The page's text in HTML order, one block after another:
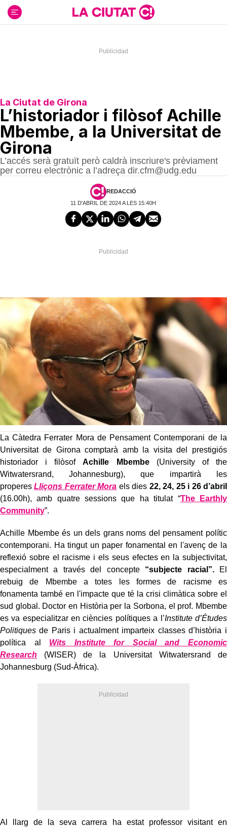
contenido
La Ciutat de Girona
L’historiador i filòsof Achille
Mbembe, a la Universitat de
Girona
L’accés serà gratuït però caldrà inscriure's prèviament
per correu electrònic a l’adreça dir.cfm@udg.edu
REDACCIÓ
11 D'ABRIL DE 2024 A LES 15:40H
La Càtedra Ferrater Mora de Pensament Contemporani de la
Universitat de Girona comptarà amb la visita del prestigiós
historiador i filòsof
Achille Mbembe
(University of the
Witwatersrand, Johannesburg), que impartirà les
properesLliçons Ferrater Mora els dies 22, 24, 25 i 26 d’abril
(16.00h), amb quatre sessions que ha titulat “The Earthly
Community”.
Achille Mbembe és un dels grans noms del pensament polític
contemporani. Ha tingut un paper fonamental en l'avenç de la
reflexió sobre el racisme i els seus efectes en la subjectivitat,
especialment a través del concepte “subjecte racial”.El
rebuig de Mbembe a totes les formes de racisme es
fonamenta també en l'impacte que té la crisi climàtica sobre el
sud global. Doctor en Història per la Sorbona, el prof. Mbembe
es va especialitzar en ciències polítiques a l’Institute d’Études
Politiques de Paris i actualment imparteix classes d’història i
política al Wits Institute for Social and Economic
Research (WISER) de la Universitat Witwatersrand de
Johannesburg (Sud-Àfrica).
Al llarg de la seva carrera ha estat professor visitant en